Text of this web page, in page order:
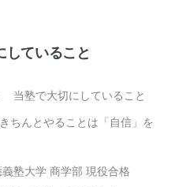
していること
当塾で大切にしていること
ちんとやることは「自信」を
塾大学 商学部 現役合格